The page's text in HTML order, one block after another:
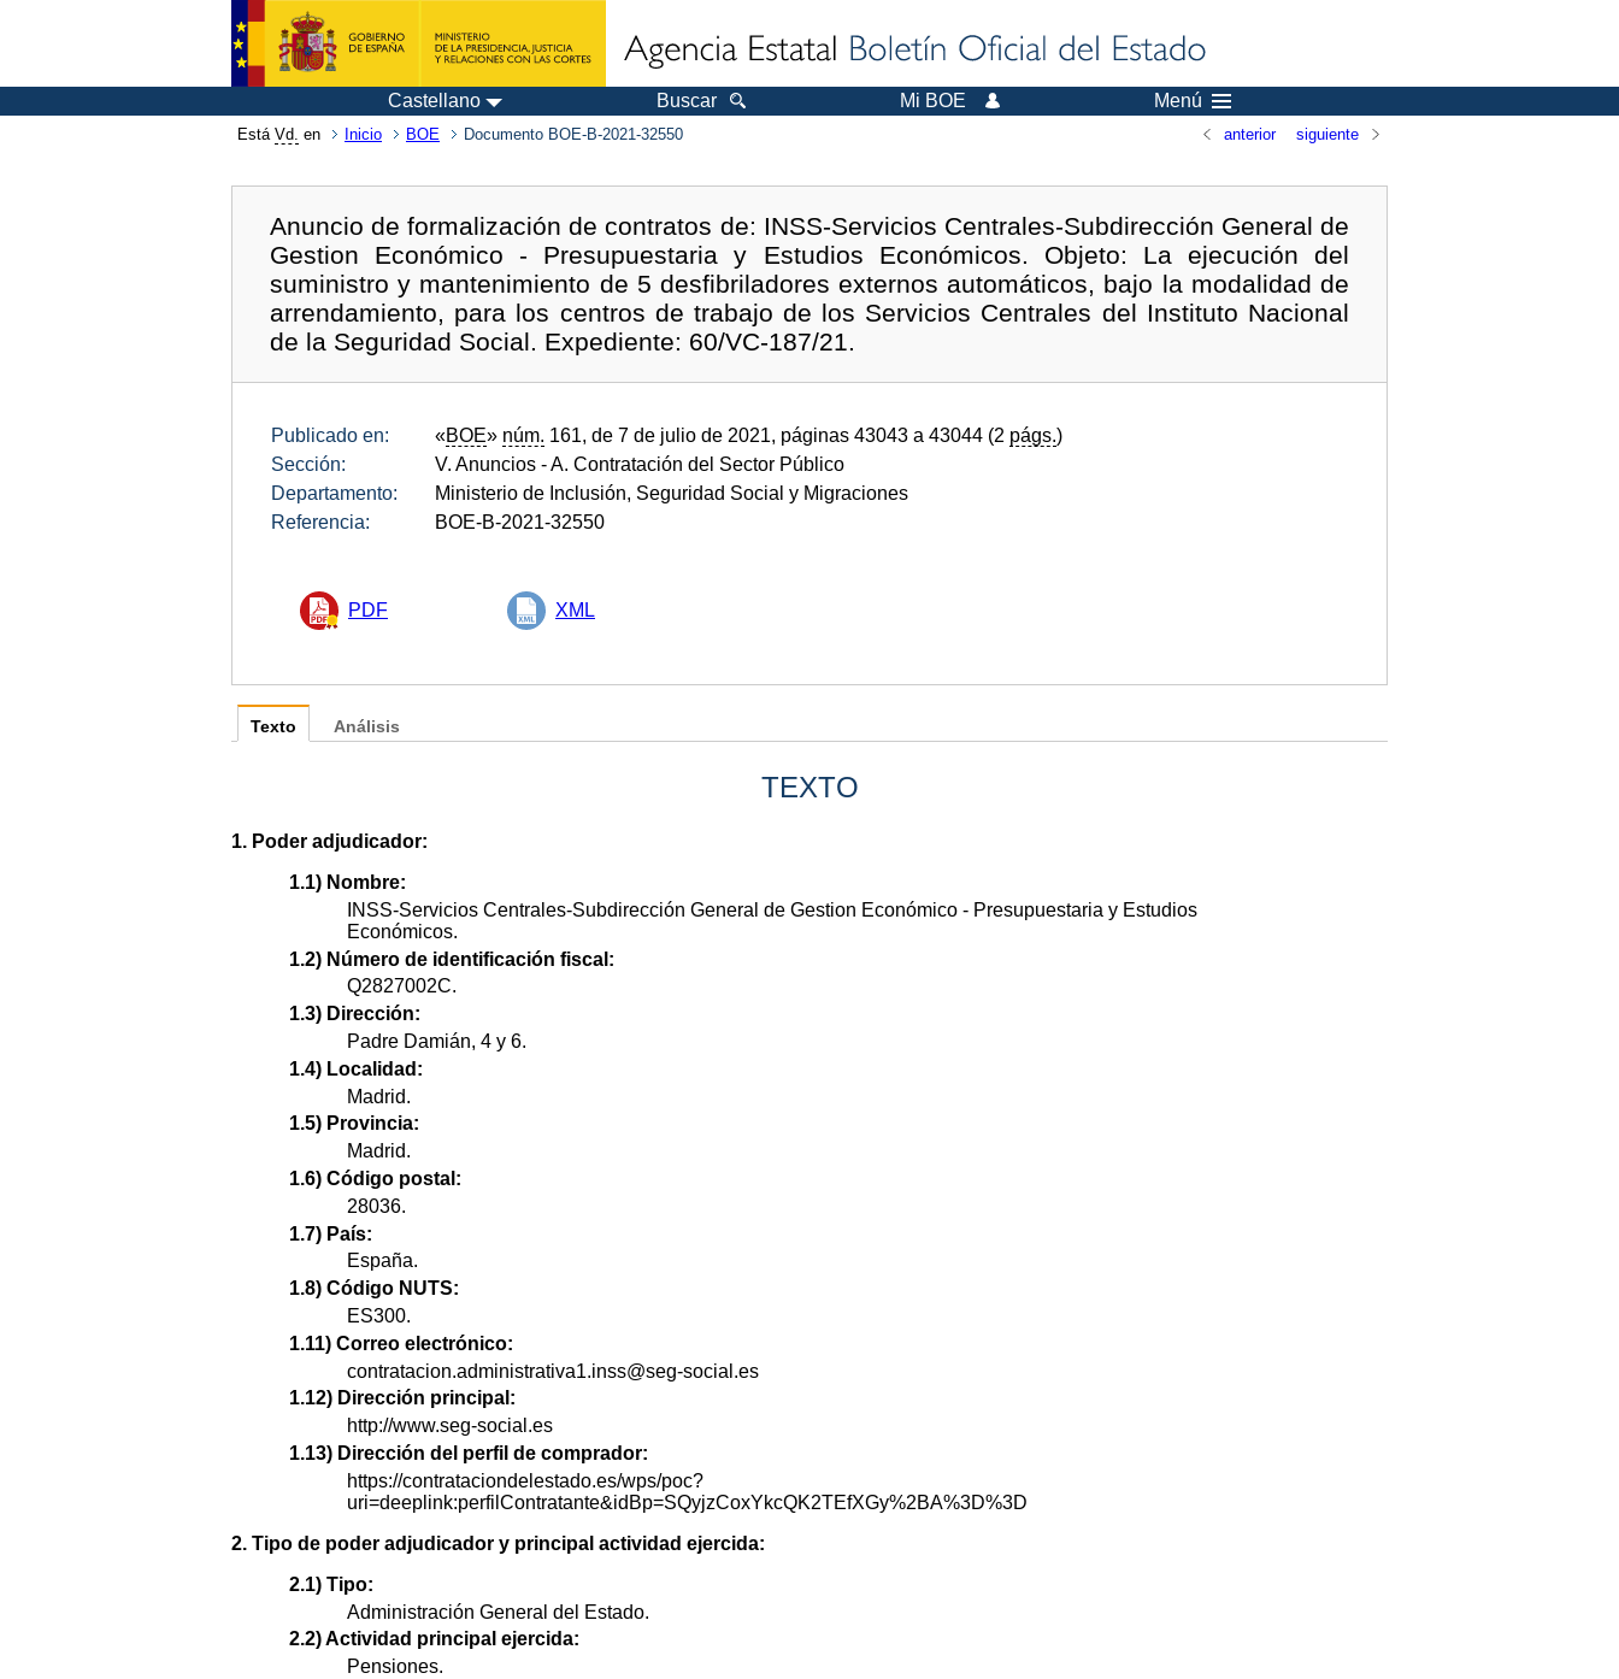
Castellano Buscar Mi BOE Menú
Está Vd. en Inicio BOE Documento BOE-B-2021-32550 anterior siguiente
Anuncio de formalización de contratos de: INSS-Servicios Centrales-Subdirección General de
Gestion Económico - Presupuestaria y Estudios Económicos. Objeto: La ejecución del
suministro y mantenimiento de 5 desfibriladores externos automáticos, bajo la modalidad de
arrendamiento, para los centros de trabajo de los Servicios Centrales del Instituto Nacional
de la Seguridad Social. Expediente: 60/VC-187/21.
Publicado en: «BOE» núm. 161, de 7 de julio de 2021, páginas 43043 a 43044 (2 págs.)
Sección:
V. Anuncios - A. Contratación del Sector Público
Departamento:
Ministerio de Inclusión, Seguridad Social y Migraciones
Referencia:
BOE-B-2021-32550
PDF XML
Texto
TEXTO
1. Poder adjudicador:
1.1) Nombre:
INSS-Servicios Centrales-Subdirección General de Gestion Económico - Presupuestaria y Estudios
Económicos.
1.2) Número de identificación fiscal:
Q2827002C.
1.3) Dirección:
Padre Damián, 4 y 6.
1.4) Localidad:
Madrid.
1.5) Provincia:
Madrid.
1.6) Código postal:
28036.
1.7) País:
España.
1.8) Código NUTS:
ES300.
1.11) Correo electrónico:
contratacion.administrativa1.inss@seg-social.es
1.12) Dirección principal:
http://www.seg-social.es
1.13) Dirección del perfil de comprador:
https://contrataciondelestado.es/wps/poc?
uri=deeplink:perfilContratante&idBp=SQyjzCoxYkcQK2TEfXGy%2BA%3D%3D
2. Tipo de poder adjudicador y principal actividad ejercida:
2.1) Tipo:
Administración General del Estado.
2.2) Actividad principal ejercida:
Pensiones.
Análisis